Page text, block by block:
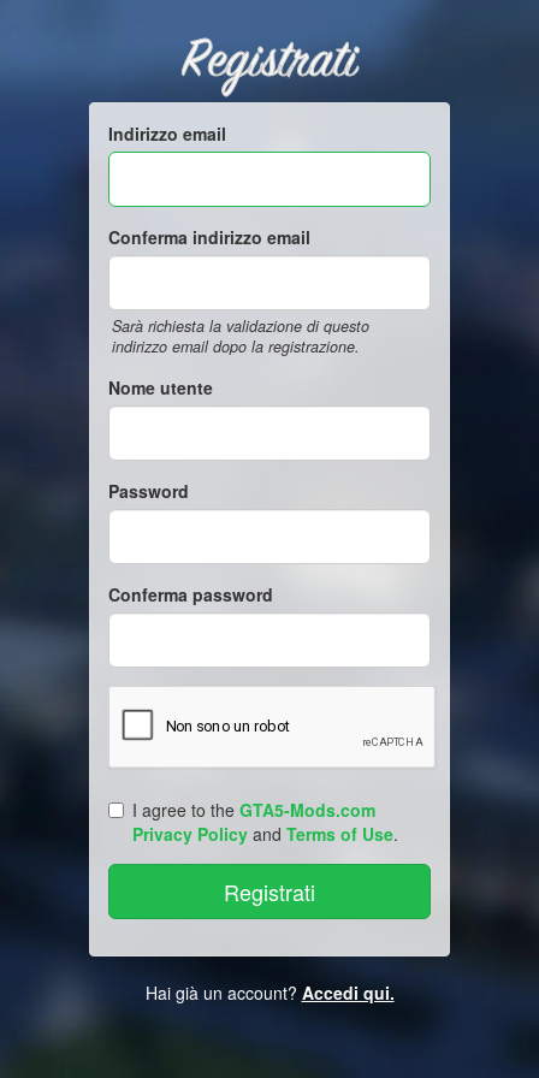
Registrati
Indirizzo email
Conferma indirizzo email
Sarà richiesta la validazione di questo
indirizzo email dopo la registrazione.
Nome utente
Password
Conferma password
I agree to the GTA5-Mods.com
Privacy Policy and Terms of Use.
Hai già un account? Accedi qui.